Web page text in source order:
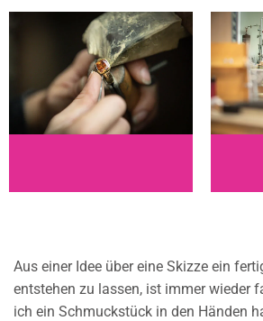
Aus einer Idee über eine Skizze ein
entstehen zu lassen, ist immer wieder
ich ein Schmuckstück in den Händen